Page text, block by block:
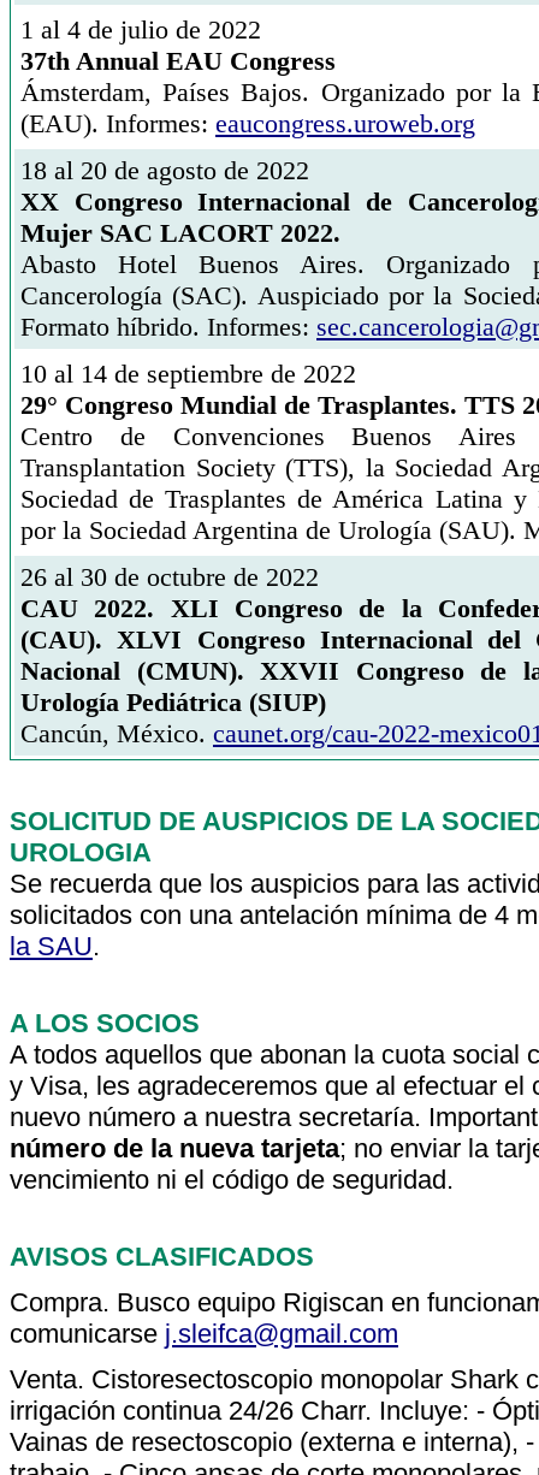
1 al 4 de julio de 2022
37th Annual EAU Congress
Ámsterdam, Países Bajos. Organizado por
(EAU). Informes: eaucongress.uroweb.org
18 al 20 de agosto de 2022
XX Congreso Internacional de
Mujer SAC LACORT 2022.
Abasto Hotel Buenos Aires.
Cancerología (SAC). Auspiciado por la
Formato híbrido. Informes:
10 al 14 de septiembre de 2022
29° Congreso Mundial de Trasplantes. TTS
Centro de Convenciones Buenos
Transplantation Society (TTS), la Sociedad
Sociedad de Trasplantes de América Latina
por la Sociedad Argentina de Urología (SAU).
26 al 30 de octubre de 2022
CAU 2022. XLI Congreso de la
(CAU). XLVI Congreso Internacional del
Nacional (CMUN). XXVII Congreso de
Urología Pediátrica (SIUP)
Cancún, México. caunet.org/cau-2022-
SOLICITUD DE AUSPICIOS DE LA
UROLOGIA
Se recuerda que los auspicios para las
solicitados con una antelación mínima de 4
la SAU.
A LOS SOCIOS
A todos aquellos que abonan la cuota social
y Visa, les agradeceremos que al efectuar el
nuevo número a nuestra secretaría.
número de la nueva tarjeta; no enviar la
vencimiento ni el código de seguridad.
AVISOS CLASIFICADOS
Compra. Busco equipo Rigiscan en
comunicarse j.sleifca@gmail.com
Venta. Cistoresectoscopio monopolar Shark
irrigación continua 24/26 Charr. Incluye: -
Vainas de resectoscopio (externa e interna),